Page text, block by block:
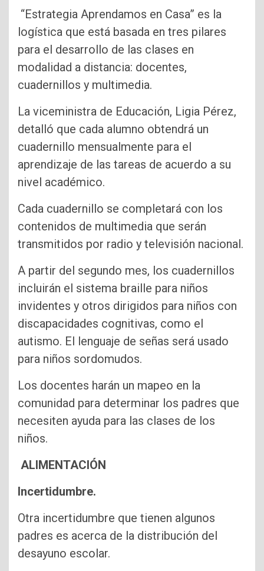
“Estrategia Aprendamos en Casa” es la
logística que está basada en tres pilares
para el desarrollo de las clases en
modalidad a distancia: docentes,
cuadernillos y multimedia.
La viceministra de Educación, Ligia Pérez,
detalló que cada alumno obtendrá un
cuadernillo mensualmente para el
aprendizaje de las tareas de acuerdo a su
nivel académico.
Cada cuadernillo se completará con los
contenidos de multimedia que serán
transmitidos por radio y televisión nacional.
A partir del segundo mes, los cuadernillos
incluirán el sistema braille para niños
invidentes y otros dirigidos para niños con
discapacidades cognitivas, como el
autismo. El lenguaje de señas será usado
para niños sordomudos.
Los docentes harán un mapeo en la
comunidad para determinar los padres que
necesiten ayuda para las clases de los
niños.
ALIMENTACIÓN
Incertidumbre.
Otra incertidumbre que tienen algunos
padres es acerca de la distribución del
desayuno escolar.